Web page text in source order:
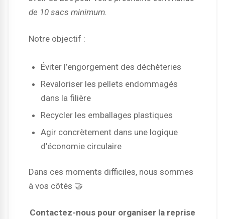
de 10 sacs minimum.
Notre objectif :
Éviter l’engorgement des déchèteries
Revaloriser les pellets endommagés
dans la filière
Recycler les emballages plastiques
Agir concrètement dans une logique
d’économie circulaire
Dans ces moments difficiles, nous sommes
à vos côtés 🤝
Contactez-nous pour organiser la reprise